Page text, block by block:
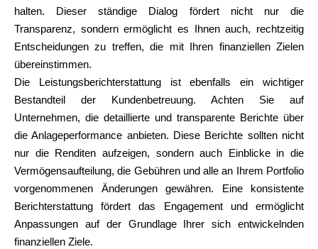
halten. Dieser ständige Dialog fördert nicht nur die
Transparenz, sondern ermöglicht es Ihnen auch, rechtzeitig
Entscheidungen zu treffen, die mit Ihren finanziellen Zielen
übereinstimmen.
Die Leistungsberichterstattung ist ebenfalls ein wichtiger
Bestandteil der Kundenbetreuung. Achten Sie auf
Unternehmen, die detaillierte und transparente Berichte über
die Anlageperformance anbieten. Diese Berichte sollten nicht
nur die Renditen aufzeigen, sondern auch Einblicke in die
Vermögensaufteilung, die Gebühren und alle an Ihrem Portfolio
vorgenommenen Änderungen gewähren. Eine konsistente
Berichterstattung fördert das Engagement und ermöglicht
Anpassungen auf der Grundlage Ihrer sich entwickelnden
finanziellen Ziele.